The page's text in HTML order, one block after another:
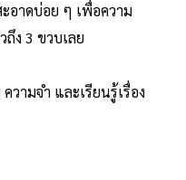
อาดบ่อย ๆ เพื่อความ
ง 3 ขวบเลย
วามจำ และเรียนรู้เรื่อง